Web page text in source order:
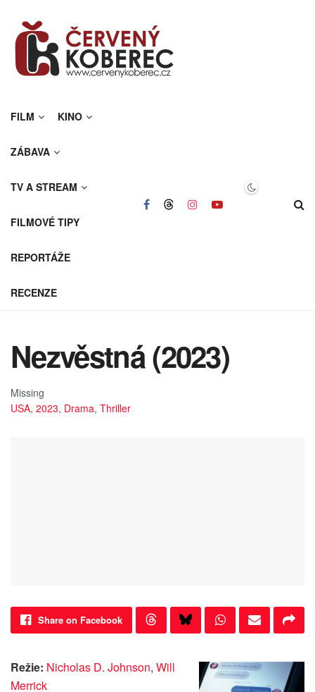
FILM KINO
ZÁBAVA
TV A STREAM
FILMOVÉ TIPY
REPORTÁŽE
RECENZE
Nezvěstná (2023)
Missing
USA, 2023, Drama, Thriller
Share on Facebook
Režie: Nicholas D. Johnson, Will
Merrick